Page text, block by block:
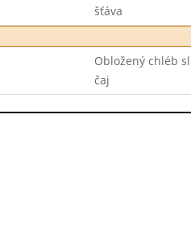
šťáva
Obložený chléb
čaj